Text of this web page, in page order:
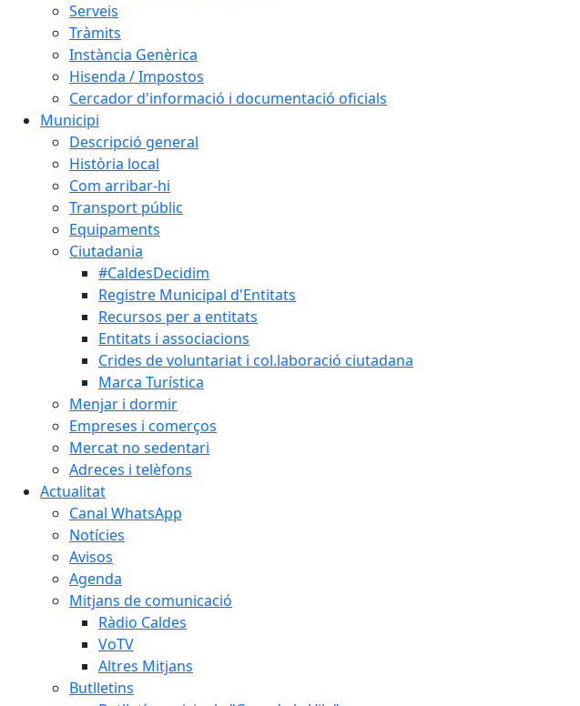
Serveis
Tràmits
Instància Genèrica
Hisenda / Impostos
Cercador d'informació i documentació oficials
Municipi
Descripció general
Història local
Com arribar-hi
Transport públic
Equipaments
Ciutadania
#CaldesDecidim
Registre Municipal d'Entitats
Recursos per a entitats
Entitats i associacions
Crides de voluntariat i col.laboració ciutadana
Marca Turística
Menjar i dormir
Empreses i comerços
Mercat no sedentari
Adreces i telèfons
Actualitat
Canal WhatsApp
Notícies
Avisos
Agenda
Mitjans de comunicació
Ràdio Caldes
VoTV
Altres Mitjans
Butlletins